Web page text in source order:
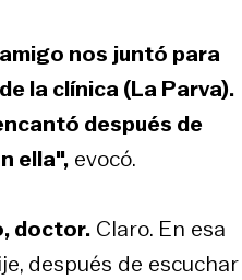
nos juntó para
la clínica (La Parva).
después de
ella", evocó.
doctor. Claro. En esa
después de escuchar